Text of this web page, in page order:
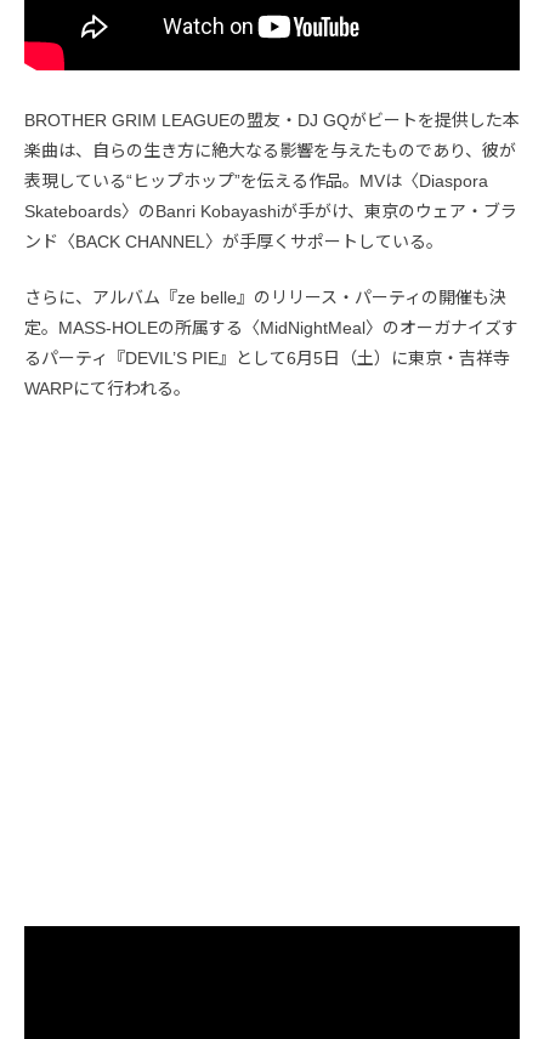
BROTHER GRIM LEAGUEの盟友・DJ GQがビートを提供した本
楽曲は、自らの生き方に絶大なる影響を与えたものであり、彼が
表現している“ヒップホップ”を伝える作品。MVは〈Diaspora
Skateboards〉のBanri Kobayashiが手がけ、東京のウェア・ブラ
ンド〈BACK CHANNEL〉が手厚くサポートしている。
さらに、アルバム『ze belle』のリリース・パーティの開催も決
定。MASS-HOLEの所属する〈MidNightMeal〉のオーガナイズす
るパーティ『DEVIL’S PIE』として6月5日（土）に東京・吉祥寺
WARPにて行われる。